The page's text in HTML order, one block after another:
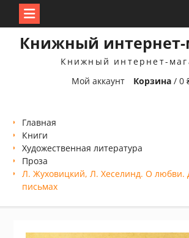
Книжный интернет-
Книжный интернет-
Мой аккаунт
Корзина /0
Главная
Книги
Xудожественная литература
Проза
Л. Жуховицкий, Л. Хеселинд. О любви.
письмах